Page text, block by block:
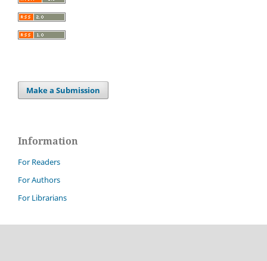
Make a Submission
Information
For Readers
For Authors
For Librarians